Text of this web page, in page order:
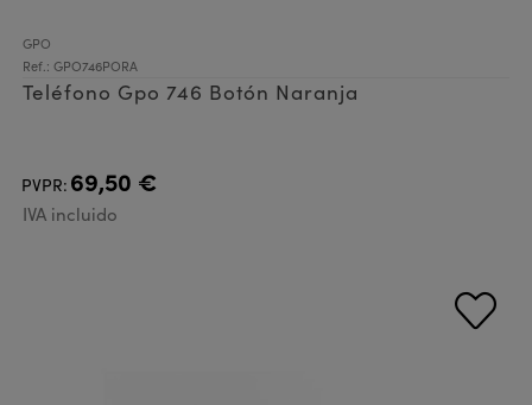
GPO
Ref.: GPO746PORA
Teléfono Gpo 746 Botón Naranja
PVPR: 69,50 €
IVA incluido